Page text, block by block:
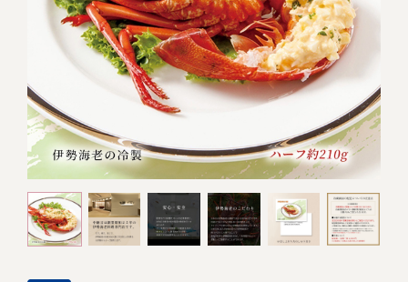
ご結婚式 1.5次会・
オンライン通販
(造り/焼物/蒸し/ボイル伊勢海老)
(ごちそう重/誕生日重/還暦重/お食い初め重)
(生おせち/おせち冷凍)
弁当宅配・仕出し
鉄板焼 ひかり サイトマップ
お造り（お刺身）
焼物
蒸し
ボイル伊勢海老
全ての商品を見る
ごちそう重
還暦重
誕生日重
お食い初め重
おせち
全ての商品を見る
生おせち
おせち冷凍
海鮮ＢＢＱ
調味料